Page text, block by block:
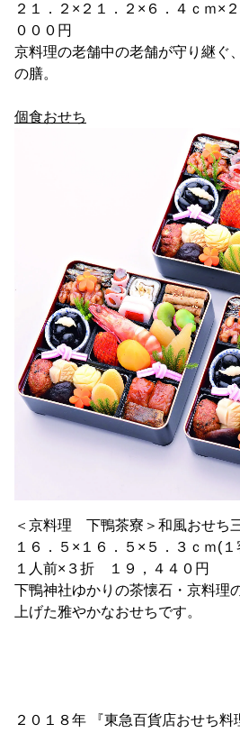
２１．２×２１．２×６．４ｃｍ×
０００円
京料理の老舗中の老舗が守り継ぐ
の膳。
個食おせち
＜京料理 下鴨茶寮＞和風おせち
１６．５×１６．５×５．３ｃｍ(１
１人前×３折 １９，４４０円
下鴨神社ゆかりの茶懐石・京料理
上げた雅やかなおせちです。
２０１８年 『東急百貨店おせち料